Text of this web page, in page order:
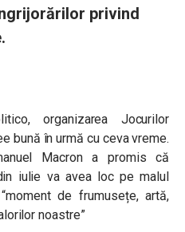
privind
organizarea Jocurilor
bună în urmă cu ceva vreme.
Macron a promis că
iulie va avea loc pe malul
de frumusețe, artă,
noastre”